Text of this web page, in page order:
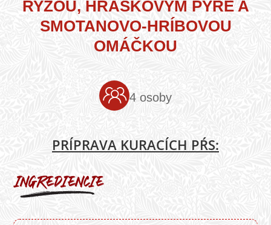
RYŽOU, HRÁŠKOVÝM PYRÉ A
SMOTANOVO-HRÍBOVOU
OMÁČKOU
4 osoby
PRÍPRAVA KURACÍCH PŔS: